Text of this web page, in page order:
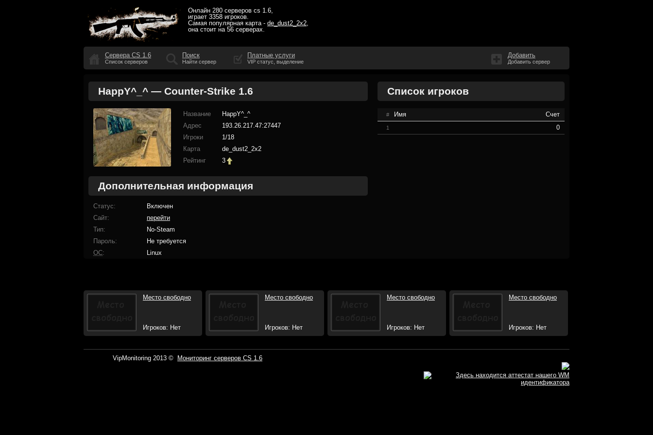
Онлайн 280 серверов cs 1.6,
играет 3358 игроков.
Самая популярная карта - de_dust2_2x2,
она стоит на 56 серверах.
Сервера CS 1.6
Список серверов
Поиск
Найти сервер
Платные услуги
VIP статус, выделение
Добавить
Добавить сервер
HappY^_^ — Counter-Strike 1.6
Название
HappY^_^
Адрес
193.26.217.47:27447
Игроки
1/18
Карта
de_dust2_2x2
Рейтинг
3
Дополнительная информация
Статус
Включен
Сайт
перейти
Тип
No-Steam
Пароль
Не требуется
ОС
Linux
Список игроков
# Имя Счет
1 0
Место свободно
Игроков: Нет
Место свободно
Игроков: Нет
Место свободно
Игроков: Нет
Место свободно
Игроков: Нет
VipMonitoring 2013 © Мониторинг серверов CS 1.6